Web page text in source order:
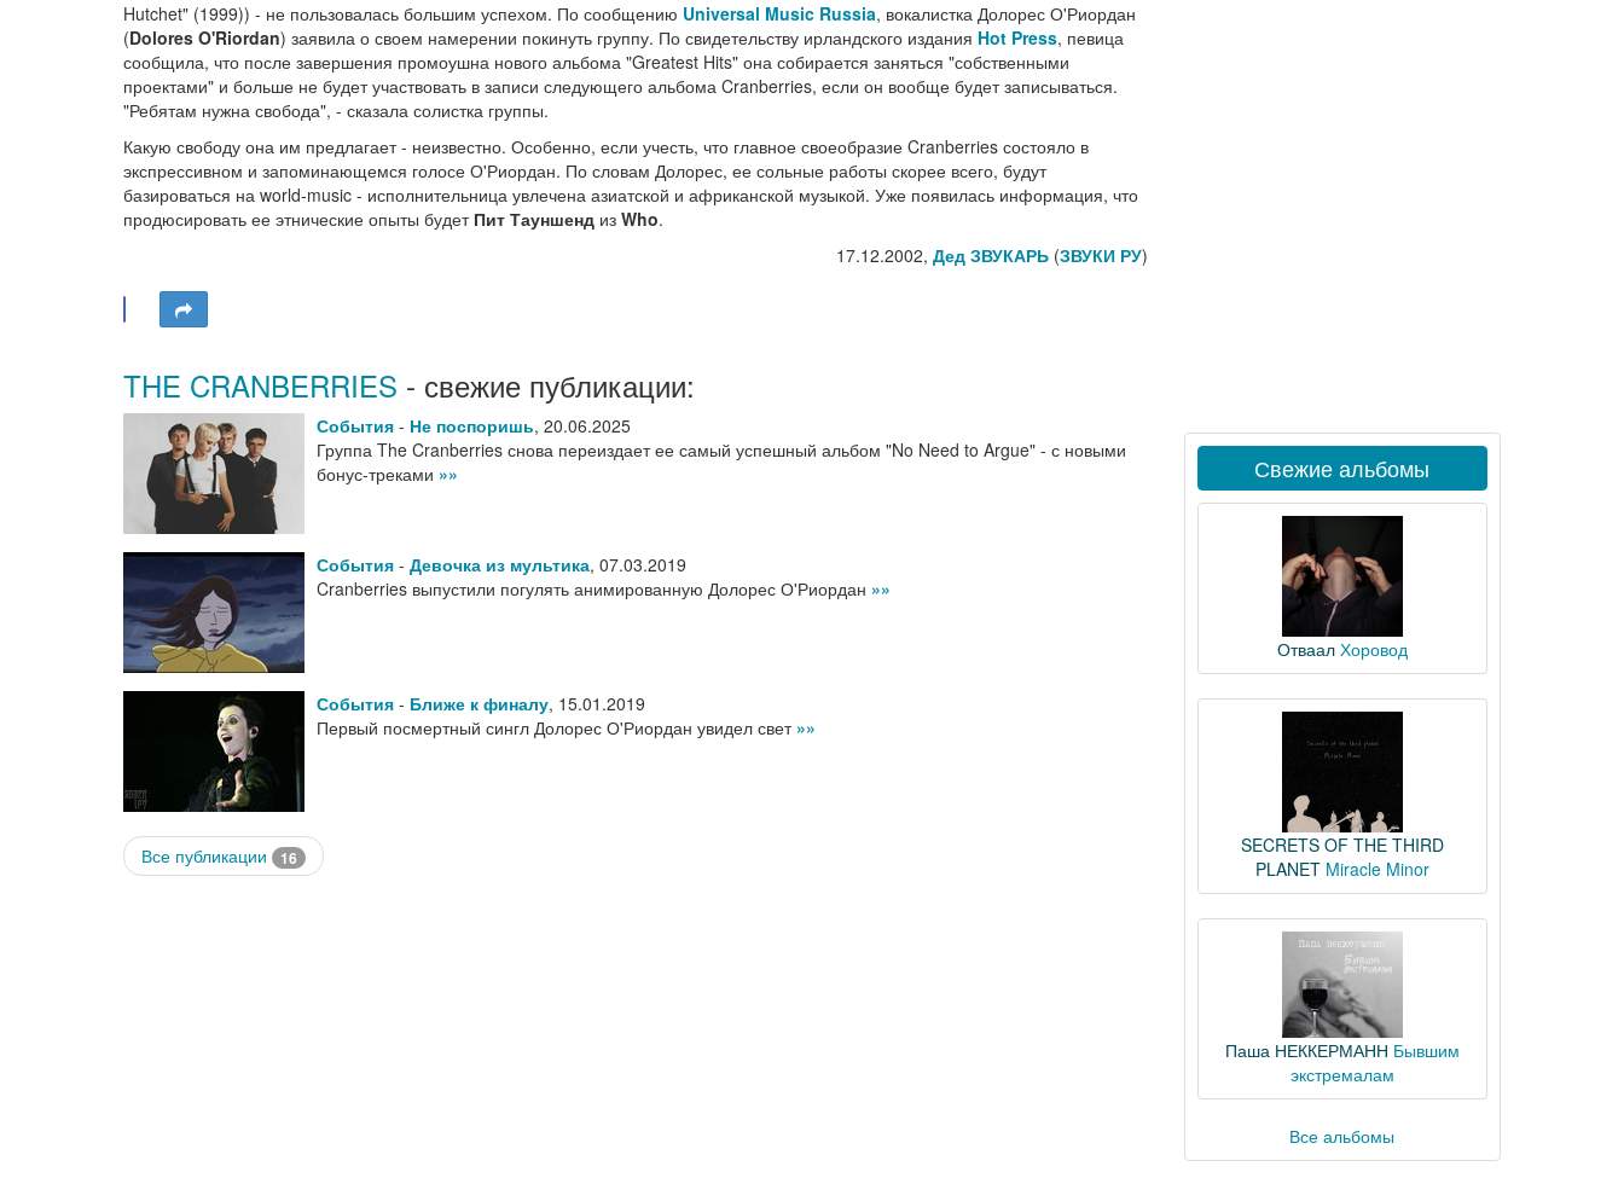
Hutchet" (1999)) - не пользовалась большим успехом. По сообщению Universal Music Russia, вокалистка Долорес О'Риордан
(Dolores O'Riordan) заявила о своем намерении покинуть группу. По свидетельству ирландского издания Hot Press, певица
сообщила, что после завершения промоушна нового альбома "Greatest Hits" она собирается заняться "собственными
проектами" и больше не будет участвовать в записи следующего альбома Cranberries, если он вообще будет записываться.
"Ребятам нужна свобода", - сказала солистка группы.
Какую свободу она им предлагает - неизвестно. Особенно, если учесть, что главное своеобразие Cranberries состояло в
экспрессивном и запоминающемся голосе О'Риордан. По словам Долорес, ее сольные работы скорее всего, будут
базироваться на world-music - исполнительница увлечена азиатской и африканской музыкой. Уже появилась информация, что
продюсировать ее этнические опыты будет Пит Тауншенд из Who.
17.12.2002, Дед ЗВУКАРЬ(ЗВУКИ РУ)
THE CRANBERRIES - свежие публикации:
События - Не поспоришь, 20.06.2025
Группа The Cranberries снова переиздает ее самый успешный альбом "No Need to Argue" - с новыми
бонус-треками »»
События - Девочка из мультика, 07.03.2019
Cranberries выпустили погулять анимированную Долорес О'Риордан »»
События - Ближе к финалу, 15.01.2019
Первый посмертный сингл Долорес О'Риордан увидел свет »»
Все публикации 16
Свежие альбомы
Отваал Хоровод
SECRETS OF THE THIRD
PLANET Miracle Minor
Паша НЕККЕРМАНН Бывшим
экстремалам
Все альбомы